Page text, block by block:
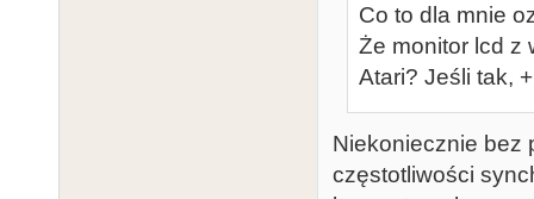
Co to dla mnie
Że monitor lcd z
Atari? Jeśli tak,
Niekoniecznie bez
częstotliwości